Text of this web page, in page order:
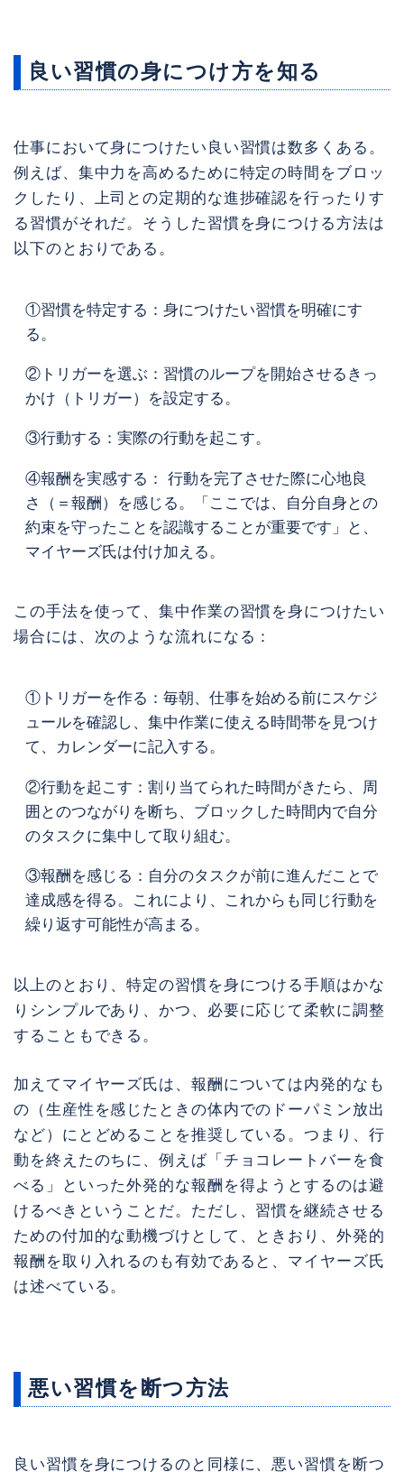
良い習慣の身につけ方を知る
仕事において身につけたい良い習慣は数多くある。
例えば、集中力を高めるために特定の時間をブロッ
クしたり、上司との定期的な進捗確認を行ったりす
る習慣がそれだ。そうした習慣を身につける方法は
以下のとおりである。
①習慣を特定する：身につけたい習慣を明確にす
る。
②トリガーを選ぶ：習慣のループを開始させるきっ
かけ（トリガー）を設定する。
③行動する：実際の行動を起こす。
④報酬を実感する： 行動を完了させた際に心地良
さ（＝報酬）を感じる。「ここでは、自分自身との
約束を守ったことを認識することが重要です」と、
マイヤーズ氏は付け加える。
この手法を使って、集中作業の習慣を身につけたい
場合には、次のような流れになる：
①トリガーを作る：毎朝、仕事を始める前にスケジ
ュールを確認し、集中作業に使える時間帯を見つけ
て、カレンダーに記入する。
②行動を起こす：割り当てられた時間がきたら、周
囲とのつながりを断ち、ブロックした時間内で自分
のタスクに集中して取り組む。
③報酬を感じる：自分のタスクが前に進んだことで
達成感を得る。これにより、これからも同じ行動を
繰り返す可能性が高まる。
以上のとおり、特定の習慣を身につける手順はかな
りシンプルであり、かつ、必要に応じて柔軟に調整
することもできる。
加えてマイヤーズ氏は、報酬については内発的なも
の（生産性を感じたときの体内でのドーパミン放出
など）にとどめることを推奨している。つまり、行
動を終えたのちに、例えば「チョコレートバーを食
べる」といった外発的な報酬を得ようとするのは避
けるべきということだ。ただし、習慣を継続させる
ための付加的な動機づけとして、ときおり、外発的
報酬を取り入れるのも有効であると、マイヤーズ氏
は述べている。
悪い習慣を断つ方法
良い習慣を身につけるのと同様に、悪い習慣を断つ